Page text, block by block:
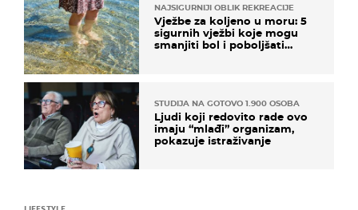
NAJSIGURNIJI OBLIK REKREACIJE
Vježbe za koljeno u moru: 5
sigurnih vježbi koje mogu
smanjiti bol i poboljšati
STUDIJA NA GOTOVO 1.900 OSOBA
Ljudi koji redovito rade ovo
imaju “mlađi” organizam,
pokazuje istraživanje